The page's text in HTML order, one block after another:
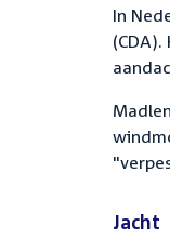
In
Jacht